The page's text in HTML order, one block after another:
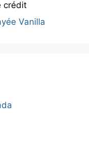
crédit
Vanilla